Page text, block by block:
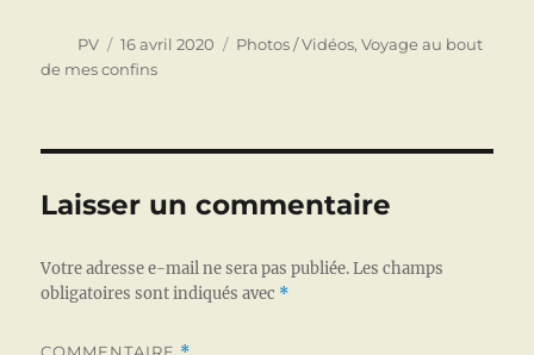
c
e
o
o
it
te
ai k
I
n
at
p
p
ss
e
rt
er
Auteur
PV
Publié
le
16 avril 2020 Catégories
Photos / Vidéos,Voyage au bout
de mes confins
Laisser un commentaire
Votre adresse e-mail ne sera pas publiée. Les champs
obligatoires sont indiqués avec *